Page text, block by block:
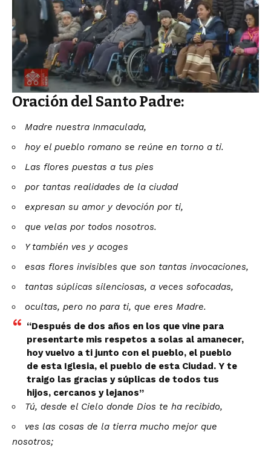
Oración del Santo Padre:
Madre nuestra Inmaculada,
hoy el pueblo romano se reúne en torno a ti.
Las flores puestas a tus pies
por tantas realidades de la ciudad
expresan su amor y devoción por ti,
que velas por todos nosotros.
Y también ves y acoges
esas flores invisibles que son tantas invocaciones,
tantas súplicas silenciosas, a veces sofocadas,
ocultas, pero no para ti, que eres Madre.
“Después de dos años en los que vine para
presentarte mis respetos a solas al amanecer,
hoy vuelvo a ti junto con el pueblo, el pueblo
de esta Iglesia, el pueblo de esta Ciudad. Y te
traigo las gracias y súplicas de todos tus
hijos, cercanos y lejanos”
Tú, desde el Cielo donde Dios te ha recibido,
ves las cosas de la tierra mucho mejor que
nosotros;